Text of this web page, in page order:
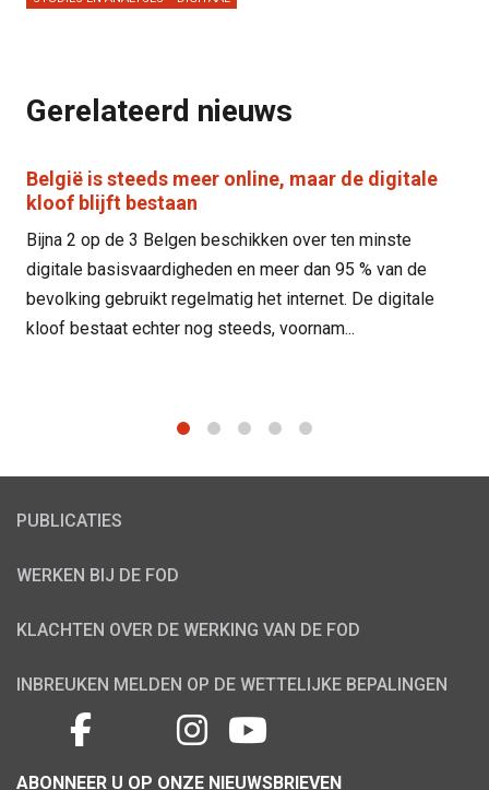
Gerelateerd nieuws
België is steeds meer online, maar de digitale
kloof blijft bestaan
Bijna 2 op de 3 Belgen beschikken over ten minste
digitale basisvaardigheden en meer dan 95 % van de
bevolking gebruikt regelmatig het internet. De digitale
kloof bestaat echter nog steeds, voornam...
PUBLICATIES
WERKEN BIJ DE FOD
KLACHTEN OVER DE WERKING VAN DE FOD
INBREUKEN MELDEN OP DE WETTELIJKE BEPALINGEN
ABONNEER U OP ONZE NIEUWSBRIEVEN